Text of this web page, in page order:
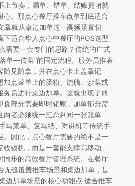
上节奏，漏单、错单、结账拥堵就
心。那点心餐厅推车点单到底适合
章就从桌边加单这一高频场景切
下适合华人点心中餐厅的POS选型
需要一套专门的思路？传统的广式
单—传菜”的固定流程。服务员推着
随见随拿，并在点心卡上盖章记
加点菜单上的肠粉、烧腊、炒菜或
务员进行桌边加单。这就出现了典
食部分需要即时销账，加单部分需
两者必须统一汇总到同一张账单
写菜单、复写纸、对讲机等传统手
。因此，点心餐厅需要的绝不是一
收银机，而是一套能支撑高移动
同步的高效餐厅管理系统。在餐厅
无缝覆盖推车场景和桌边加单，是
边加单场景的核心功能点 适合推车